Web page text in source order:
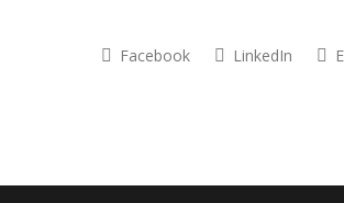
Facebook LinkedIn